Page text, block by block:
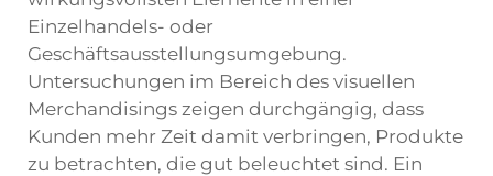
Einzelhandels- oder
Geschäftsausstellungsumgebung.
Untersuchungen im Bereich des visuellen
Merchandisings zeigen durchgängig, dass
Kunden mehr Zeit damit verbringen, Produkte
zu betrachten, die gut beleuchtet sind. Ein